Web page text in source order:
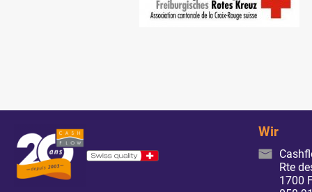
Wir
Rte
1700